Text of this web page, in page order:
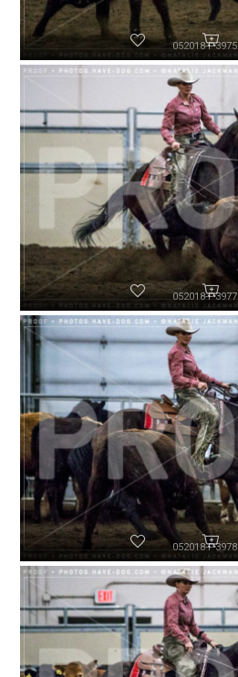
052018-P3975
052018-P3977
052018-P3978